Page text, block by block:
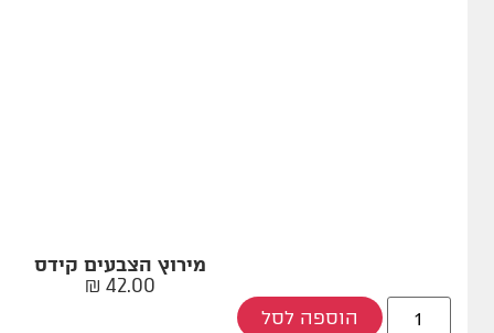
מירוץ הצבעים קידס
42.00
₪
הוספה לסל